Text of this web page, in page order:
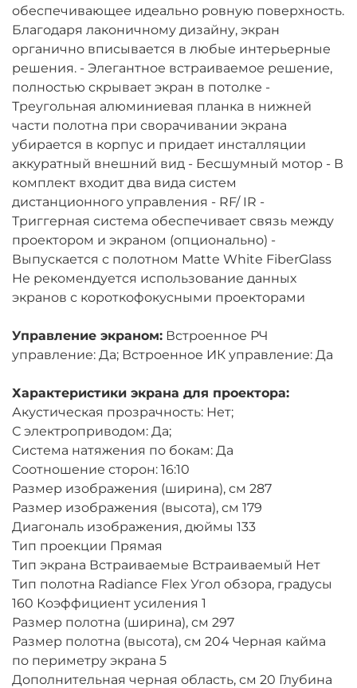
обеспечивающее идеально ровную поверхность.
Благодаря лаконичному дизайну, экран
органично вписывается в любые интерьерные
решения. - Элегантное встраиваемое решение,
полностью скрывает экран в потолке -
Треугольная алюминиевая планка в нижней
части полотна при сворачивании экрана
убирается в корпус и придает инсталляции
аккуратный внешний вид - Бесшумный мотор - В
комплект входит два вида систем
дистанционного управления - RF/ IR -
Триггерная система обеспечивает связь между
проектором и экраном (опционально) -
Выпускается с полотном Matte White FiberGlass
Не рекомендуется использование данных
экранов с короткофокусными проекторами
Управление экраном: Встроенное РЧ
управление: Да; Встроенное ИК управление: Да
Характеристики экрана для проектора:
Акустическая прозрачность: Нет;
С электроприводом: Да;
Система натяжения по бокам: Да
Соотношение сторон: 16:10
Размер изображения (ширина), см 287
Размер изображения (высота), см 179
Диагональ изображения, дюймы 133
Тип проекции Прямая
Тип экрана Встраиваемые Встраиваемый Нет
Тип полотна Radiance Flex Угол обзора, градусы
160 Коэффициент усиления 1
Размер полотна (ширина), см 297
Размер полотна (высота), см 204 Черная кайма
по периметру экрана 5
Дополнительная черная область, см 20 Глубина